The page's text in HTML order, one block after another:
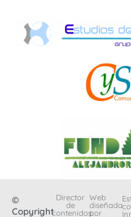
©
Copyright
Director
de
contenidos:
Web
diseñada
por